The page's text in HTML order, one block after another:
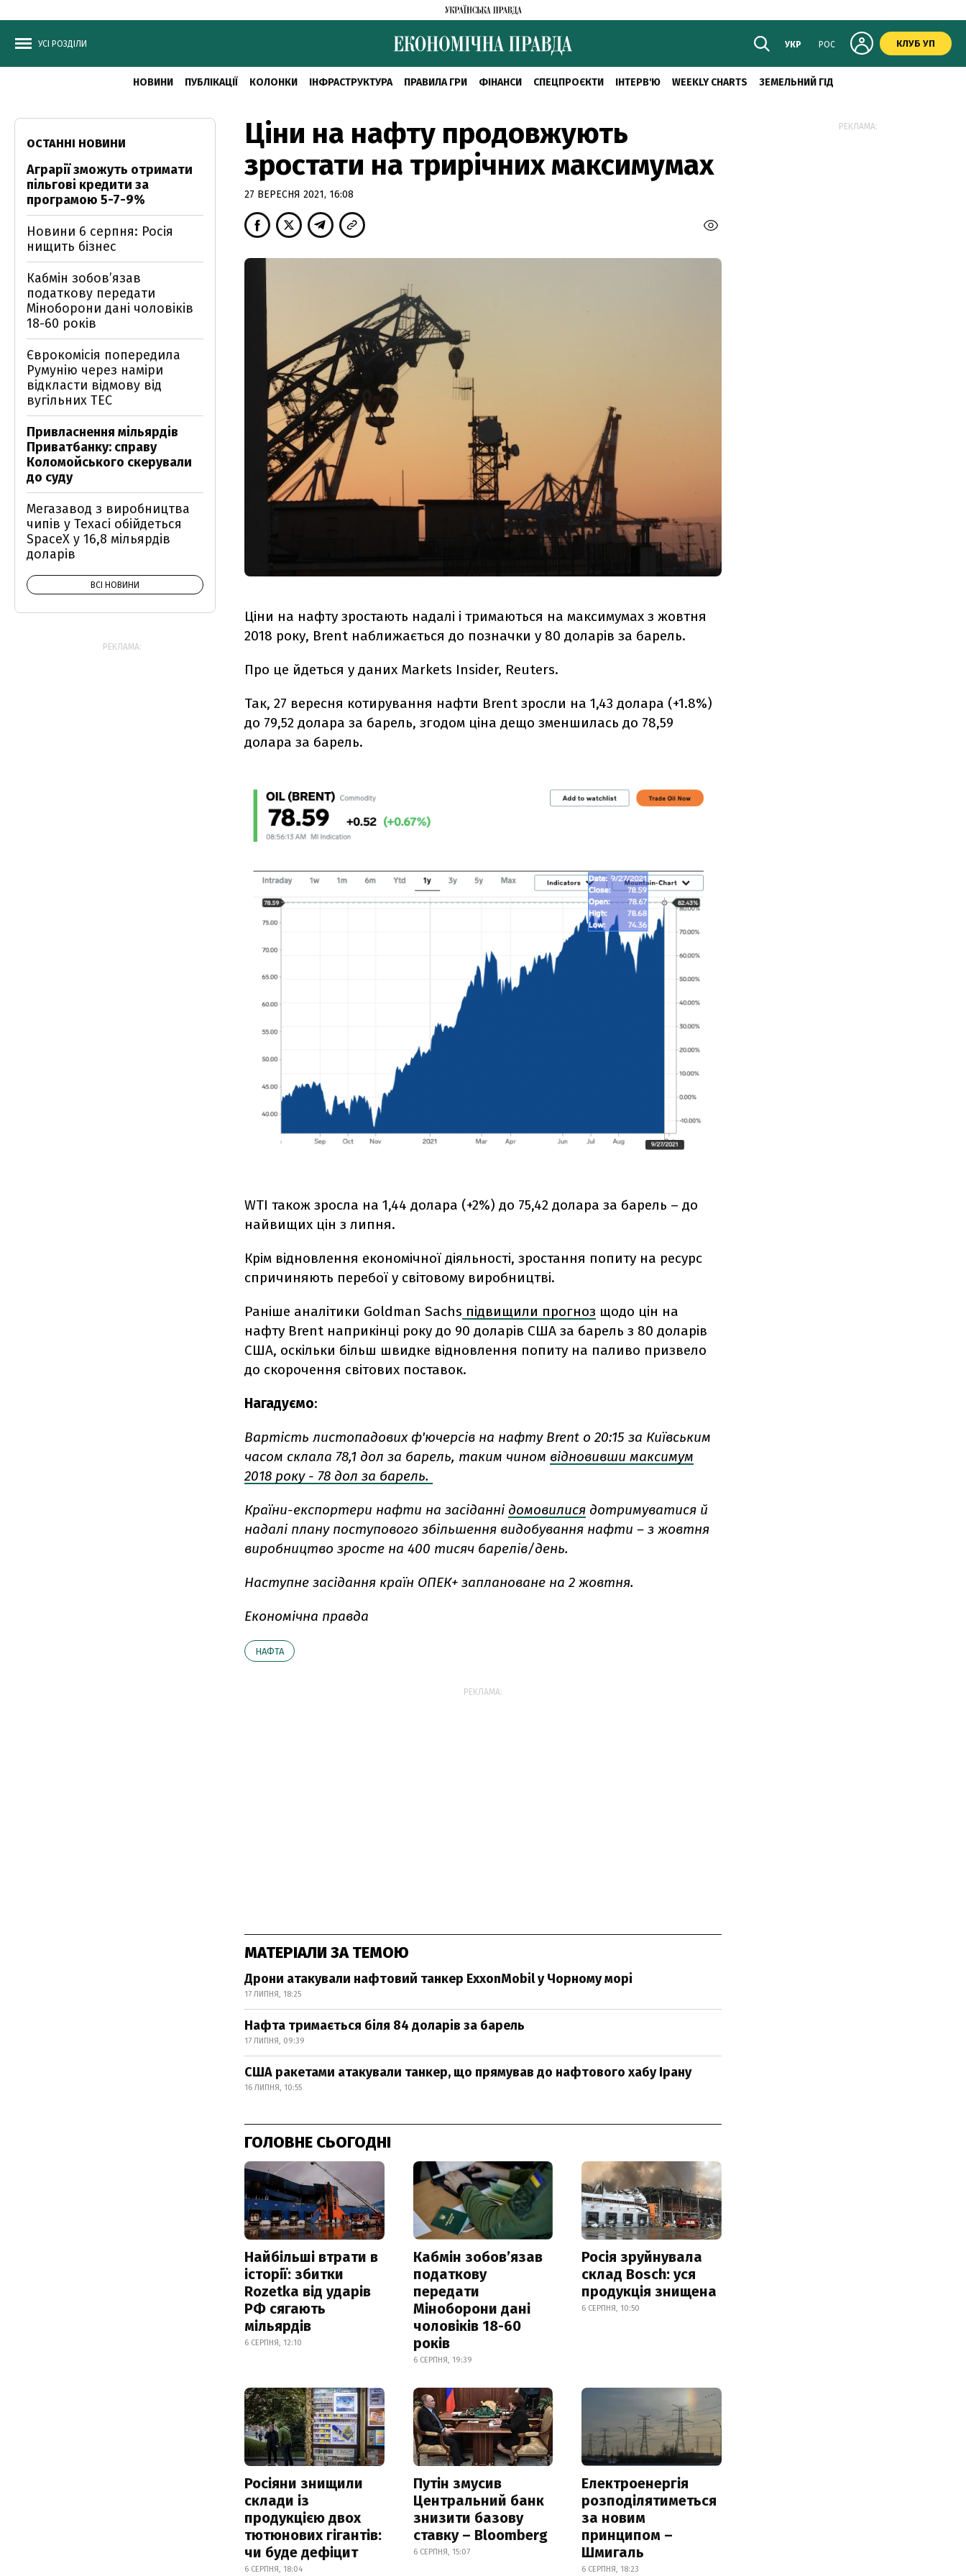
УСІ РОЗДІЛИ УКР РОС КЛУБ УП
НОВИНИ ПУБЛІКАЦІЇ КОЛОНКИ ІНФРАСТРУКТУРА ПРАВИЛА ГРИ ФІНАНСИ СПЕЦПРОЄКТИ ІНТЕРВ'Ю WEEKLY CHARTS ЗЕМЕЛЬНИЙ ГІД
Ціни на нафту продовжують
зростати на трирічних максимумах
27 ВЕРЕСНЯ 2021, 16:08
Ціни на нафту зростають надалі і тримаються на максимумах з жовтня
2018 року, Brent наближається до позначки у 80 доларів за барель.
Про це йдеться у даних Markets Insider, Reuters.
Так, 27 вересня котирування нафти Brent зросли на 1,43 долара (+1.8%)
до 79,52 долара за барель, згодом ціна дещо зменшилась до 78,59
долара за барель.
WTI також зросла на 1,44 долара (+2%) до 75,42 долара за барель – до
найвищих цін з липня.
Крім відновлення економічної діяльності, зростання попиту на ресурс
спричиняють перебої у світовому виробництві.
Раніше аналітики Goldman Sachs підвищили прогноз щодо цін на
нафту Brent наприкінці року до 90 доларів США за барель з 80 доларів
США, оскільки більш швидке відновлення попиту на паливо призвело
до скорочення світових поставок.
Нагадуємо:
Вартість листопадових ф'ючерсів на нафту Brent о 20:15 за Київським
часом склала 78,1 дол за барель, таким чином відновивши максимум
2018 року - 78 дол за барель.
Країни-експортери нафти на засіданні домовилися дотримуватися й
надалі плану поступового збільшення видобування нафти – з жовтня
виробництво зросте на 400 тисяч барелів/день.
Наступне засідання країн ОПЕК+ заплановане на 2 жовтня.
Економічна правда
НАФТА
РЕКЛАМА:
МАТЕРІАЛИ ЗА ТЕМОЮ
Дрони атакували нафтовий танкер ExxonMobil у Чорному морі
17 ЛИПНЯ, 18:25
Нафта тримається біля 84 доларів за барель
17 ЛИПНЯ, 09:39
США ракетами атакували танкер, що прямував до нафтового хабу Ірану
16 ЛИПНЯ, 10:55
ГОЛОВНЕ СЬОГОДНІ
Найбільші втрати в
історії: збитки
Rozetka від ударів
РФ сягають
мільярдів
6 СЕРПНЯ, 12:10
Кабмін зобовʼязав
податкову
передати
Міноборони дані
чоловіків 18-60
років
6 СЕРПНЯ, 19:39
Росія зруйнувала
склад Bosch: уся
продукція знищена
6 СЕРПНЯ, 10:50
Росіяни знищили
склади із
продукцією двох
тютюнових гігантів:
чи буде дефіцит
6 СЕРПНЯ, 18:04
Путін змусив
Центральний банк
знизити базову
ставку – Bloomberg
6 СЕРПНЯ, 15:07
Електроенергія
розподілятиметься
за новим
принципом –
Шмигаль
6 СЕРПНЯ, 18:23
ОСТАННІ НОВИНИ
Аграрії зможуть отримати
пільгові кредити за
програмою 5-7-9%
Новини 6 серпня: Росія
нищить бізнес
Кабмін зобовʼязав
податкову передати
Міноборони дані чоловіків
18-60 років
Єврокомісія попередила
Румунію через наміри
відкласти відмову від
вугільних ТЕС
Привласнення мільярдів
Приватбанку: справу
Коломойського скерували
до суду
Мегазавод з виробництва
чипів у Техасі обійдеться
SpaceX у 16,8 мільярдів
доларів
ВСІ НОВИНИ
РЕКЛАМА:
РЕКЛАМА: